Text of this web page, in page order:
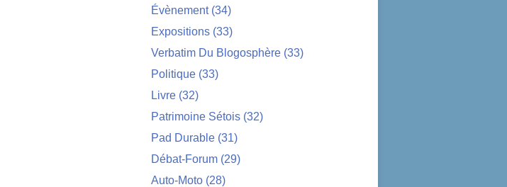
Évènement(34)
Expositions (33)
Verbatim Du Blogosphère (33)
Politique (33)
Livre (32)
Patrimoine Sétois (32)
Pad Durable (31)
Débat-Forum (29)
Auto-Moto (28)